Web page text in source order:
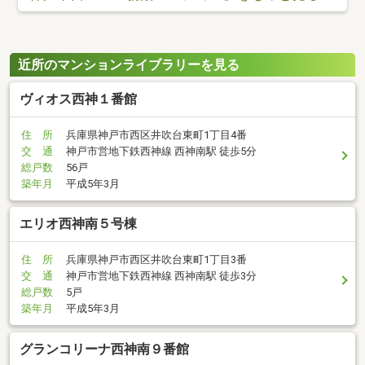
近所のマンションライブラリーを見る
ヴィオス西神１番館
住 所
兵庫県神戸市西区井吹台東町1丁目4番
交 通
神戸市営地下鉄西神線 西神南駅 徒歩5分
総戸数
56戸
築年月
平成5年3月
エリオ西神南５号棟
住 所
兵庫県神戸市西区井吹台東町1丁目3番
交 通
神戸市営地下鉄西神線 西神南駅 徒歩3分
総戸数
5戸
築年月
平成5年3月
グランコリーナ西神南９番館